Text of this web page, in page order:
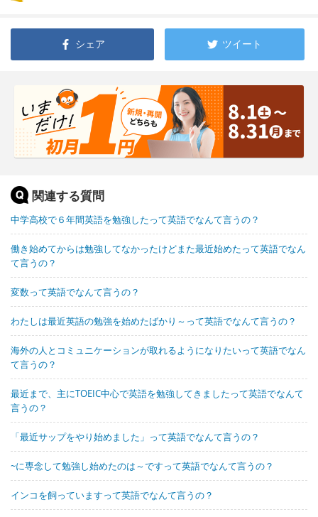
シェア ツイート
関連する質問
中学高校で６年間英語を勉強したって英語でなんて言うの？
働き始めてからは勉強してなかったけどまた最近始めたって英語でなん
て言うの？
変数って英語でなんて言うの？
わたしは最近英語の勉強を始めたばかり～って英語でなんて言うの？
海外の人とコミュニケーションが取れるようになりたいって英語でなん
て言うの？
最近まで、主にTOEIC中心で英語を勉強してきましたって英語でなんて
言うの？
「最近サップをやり始めました」って英語でなんて言うの？
~に専念して勉強し始めたのは～ですって英語でなんて言うの？
インコを飼っていますって英語でなんて言うの？